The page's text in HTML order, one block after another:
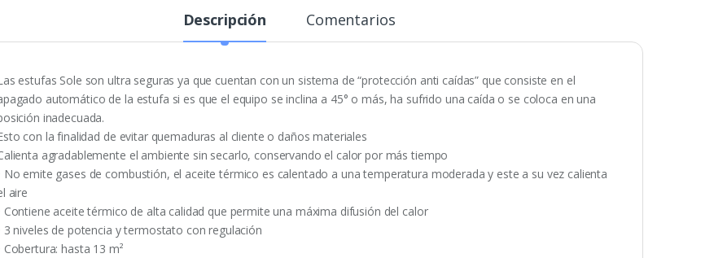
Descripción Comentarios
estufas Sole son ultra seguras ya que cuentan con un sistema de “protección anti caídas” que consiste en el
automático de la estufa si es que el equipo se inclina a 45° o más, ha sufrido una caída o se coloca en una
inadecuada.
con la finalidad de evitar quemaduras al cliente o daños materiales
agradablemente el ambiente sin secarlo, conservando el calor por más tiempo
No emite gases de combustión, el aceite térmico es calentado a una temperatura moderada y este a su vez calienta
aire
Contiene aceite térmico de alta calidad que permite una máxima difusión del calor
3 niveles de potencia y termostato con regulación
Cobertura: hasta 13 m²